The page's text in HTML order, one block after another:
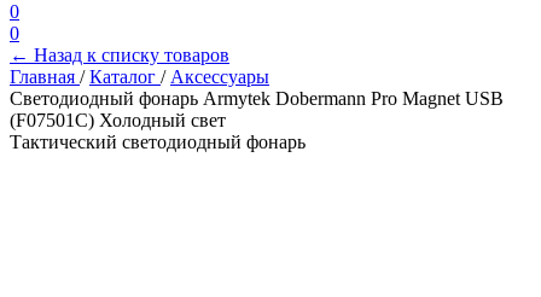
0
0
← Назад к списку товаров
Главная / Каталог / Аксессуары
Светодиодный фонарь Armytek Dobermann Pro Magnet USB
(F07501C) Холодный свет
Тактический светодиодный фонарь